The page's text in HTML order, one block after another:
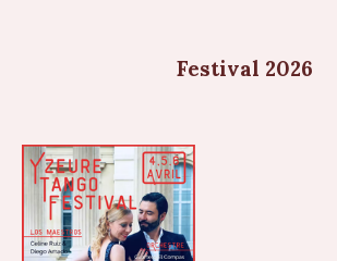
Festival 2026